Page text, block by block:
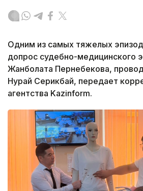
Одним из самых тяжелых
допрос судебно-медицинского
Жанболата Пернебекова,
Нурай Серикбай, передает
агентства Kazinform.